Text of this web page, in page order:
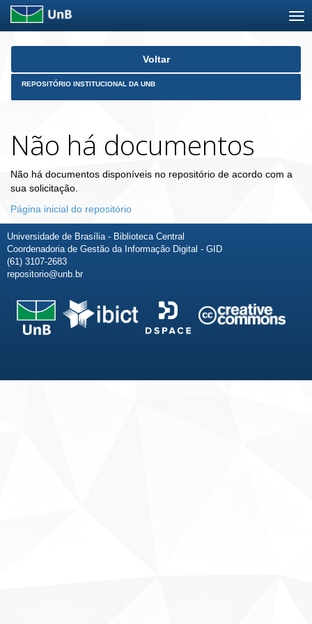
Skip
Voltar
REPOSITÓRIO INSTITUCIONAL DA UNB
Não há documentos
Não há documentos disponíveis no repositório de acordo com a
sua solicitação.
Página inicial do repositório
Universidade de Brasília - Biblioteca Central
Coordenadoria de Gestão da Informação Digital - GID
(61) 3107-2683
repositorio@unb.br